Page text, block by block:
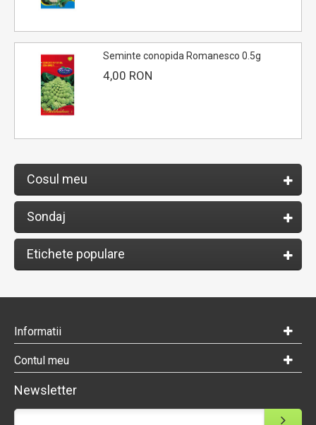
Seminte conopida Romanesco 0.5g
4,00 RON
Cosul meu
Sondaj
Etichete populare
Informatii
Contul meu
Newsletter